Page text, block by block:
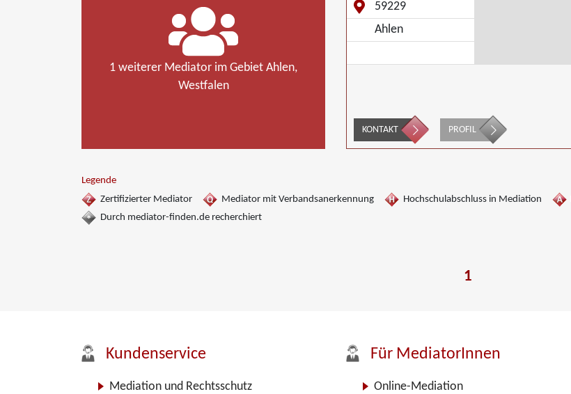
1 weiterer Mediator im Gebiet Ahlen,
Westfalen
59229
Ahlen
KONTAKT PROFIL
Legende
Zertifizierter Mediator
Mediator mit Verbandsanerkennung Hochschulabschluss in Mediation
Durch mediator-finden.de recherchiert
1
Kundenservice
Mediation und Rechtsschutz
Für MediatorInnen
Online-Mediation